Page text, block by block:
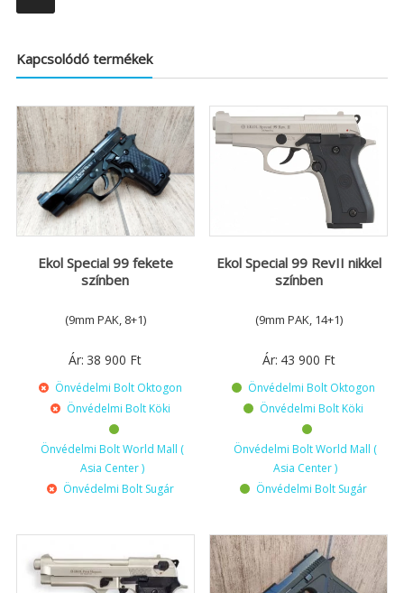
Kapcsolódó termékek
Ekol Special 99 fekete
színben
(9mm PAK, 8+1)
Ár: 38 900 Ft
Önvédelmi Bolt Oktogon
Önvédelmi Bolt Köki
Önvédelmi Bolt World Mall (
Asia Center )
Önvédelmi Bolt Sugár
Ekol Special 99 RevII nikkel
színben
(9mm PAK, 14+1)
Ár: 43 900 Ft
Önvédelmi Bolt Oktogon
Önvédelmi Bolt Köki
Önvédelmi Bolt World Mall (
Asia Center )
Önvédelmi Bolt Sugár